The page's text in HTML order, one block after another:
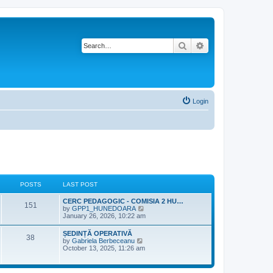
Search
Login
POSTS LAST POST
151
s
L
a
s
p
o
s
t
CERC PEDAGOGIC - COMISIA 2 HU…
by GPP1_HUNEDOARA
i
e
a
January 26, 2026, 10:22 am
38
s
L
a
s
o
ȘEDINȚĂ OPERATIVĂ
by Gabriela Berbeceanu
i
t
October 13, 2025, 11:26 am